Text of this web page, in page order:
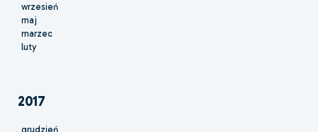
wrzesień
maj
marzec
luty
2017
grudzień